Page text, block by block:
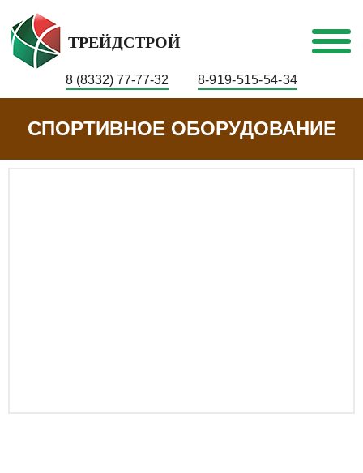
ТРЕЙДСТРОЙ
8 (8332) 77-77-32 8-919-515-54-34
СПОРТИВНОЕ ОБОРУДОВАНИЕ